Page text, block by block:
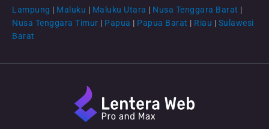
Lampung | Maluku | Maluku Utara | Nusa Tenggara Barat |
Nusa Tenggara Timur | Papua | Papua Barat | Riau | Sulawesi
Barat